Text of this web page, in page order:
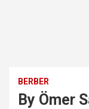
BERBER
By Ömer